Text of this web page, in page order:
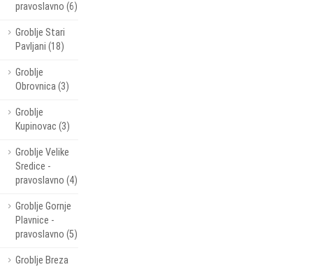
pravoslavno (6)
Groblje Stari
Pavljani (18)
Groblje
Obrovnica (3)
Groblje
Kupinovac (3)
Groblje Velike
Sredice -
pravoslavno (4)
Groblje Gornje
Plavnice -
pravoslavno (5)
Groblje Breza